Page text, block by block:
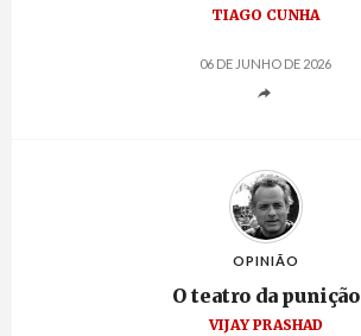
TIAGO CUNHA
06 DE JUNHO DE 2026
OPINIÃO
O teatro da punição
VIJAY PRASHAD